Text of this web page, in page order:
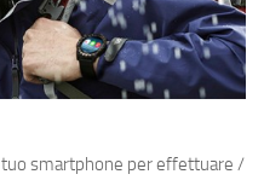
tuo smartphone per effettuare /